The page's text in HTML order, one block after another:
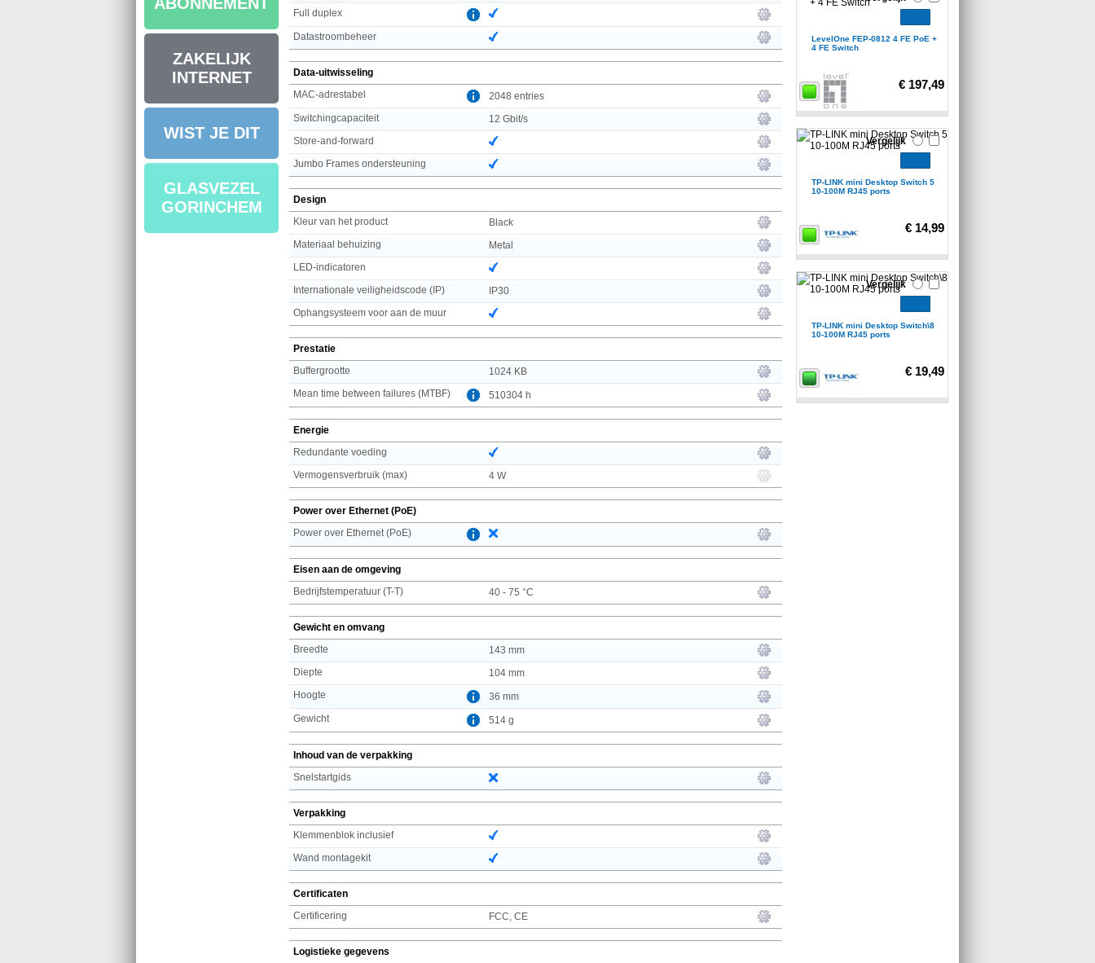
ZAKELIJK
INTERNET
WIST JE DIT
GLASVEZEL
GORINCHEM
Full duplex
Datastroombeheer
Data-uitwisseling
MAC-adrestabel
2048 entries
Switchingcapaciteit
12 Gbit/s
Store-and-forward
Jumbo Frames ondersteuning
Design
Kleur van het product
Black
Materiaal behuizing
Metal
LED-indicatoren
Internationale veiligheidscode (IP)
IP30
Ophangsysteem voor aan de muur
Prestatie
Buffergrootte
1024 KB
Mean time between failures (MTBF)
510304 h
Energie
Redundante voeding
Vermogensverbruik (max)
4 W
Power over Ethernet (PoE)
Power over Ethernet (PoE)
Eisen aan de omgeving
Bedrijfstemperatuur (T-T)
40 - 75 °C
Gewicht en omvang
Breedte
143 mm
Diepte
104 mm
Hoogte
36 mm
Gewicht
514 g
Inhoud van de verpakking
Snelstartgids
Verpakking
Klemmenblok inclusief
Wand montagekit
Certificaten
Certificering
FCC, CE
Logistieke gegevens
LevelOne FEP-0812 4 FE PoE +
4 FE Switch
€ 197,49
TP-LINK mini Desktop Switch 5
10-100M RJ45 ports
€ 14,99
Vergelijk
TP-LINK mini Desktop Switch\8
10-100M RJ45 ports
€ 19,49
Vergelijk